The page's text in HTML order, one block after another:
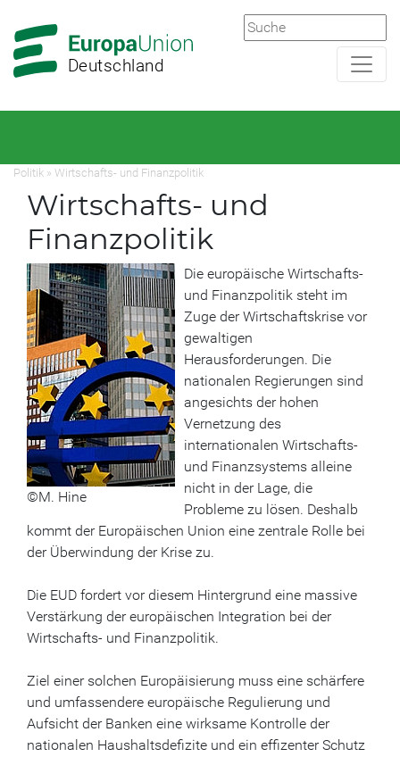
Hauptnavigation
Hauptbereich
Deutschland
Politik » Wirtschafts- und Finanzpolitik
Wirtschafts- und
Finanzpolitik
©M. Hine
Die europäische Wirtschafts-
und Finanzpolitik steht im
Zuge der Wirtschaftskrise vor
gewaltigen
Herausforderungen. Die
nationalen Regierungen sind
angesichts der hohen
Vernetzung des
internationalen Wirtschafts-
und Finanzsystems alleine
nicht in der Lage, die
Probleme zu lösen. Deshalb
kommt der Europäischen Union eine zentrale Rolle bei
der Überwindung der Krise zu.
Die EUD fordert vor diesem Hintergrund eine massive
Verstärkung der europäischen Integration bei der
Wirtschafts- und Finanzpolitik.
Ziel einer solchen Europäisierung muss eine schärfere
und umfassendere europäische Regulierung und
Aufsicht der Banken eine wirksame Kontrolle der
nationalen Haushaltsdefizite und ein effizenter Schutz